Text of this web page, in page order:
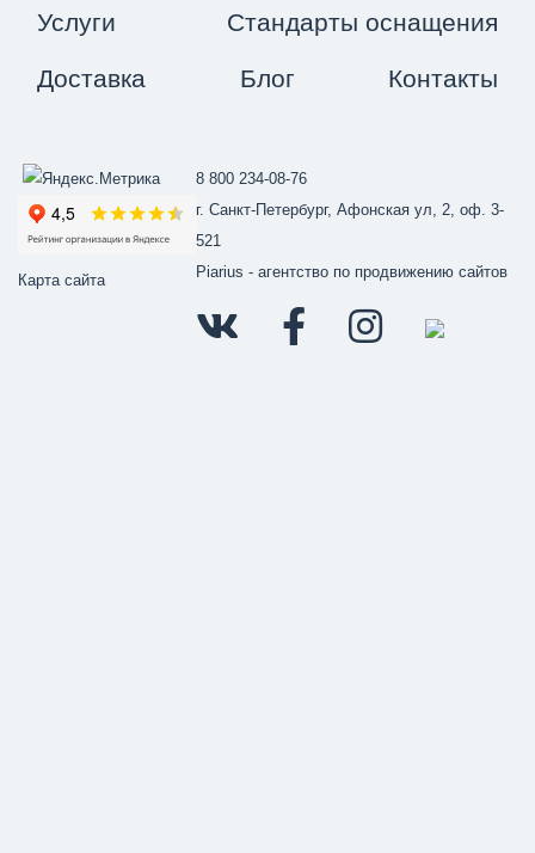
Услуги Стандарты оснащения
Доставка Блог Контакты
Карта сайта
8 800 234-08-76
г. Санкт-Петербург, Афонская ул, 2, оф. 3-
521
Piarius - агентство по продвижению сайтов